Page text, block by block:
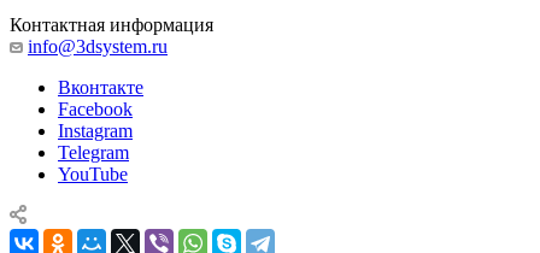
Контактная информация
info@3dsystem.ru
Вконтакте
Facebook
Instagram
Telegram
YouTube